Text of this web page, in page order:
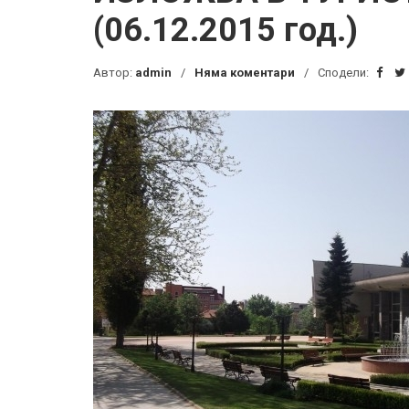
(06.12.2015 год.)
Автор: admin Няма коментари Сподели: